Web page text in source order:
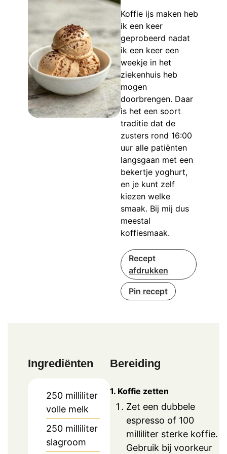
Koffie ijs maken heb
ik een keer
geprobeerd nadat
ik een keer een
weekje in het
ziekenhuis heb
mogen
doorbrengen. Daar
is het een soort
traditie dat de
zusters rond 16:00
uur alle patiënten
langsgaan met een
bekertje yoghurt,
en je kunt zelf
kiezen welke
smaak. Bij mij dus
meestal
koffiesmaak.
Recept
afdrukken
Pin recept
Ingrediënten
250 milliliter
volle melk
250 milliliter
slagroom
Bereiding
1. Koffie zetten
Zet een dubbele
espresso of 100
milliliter sterke koffie.
Gebruik bij voorkeur